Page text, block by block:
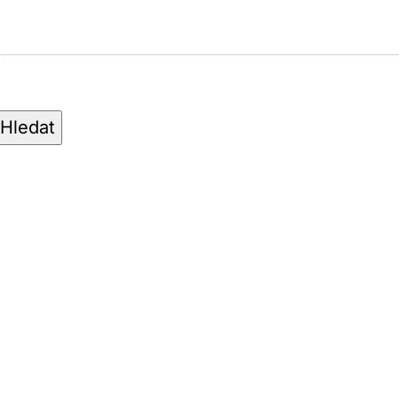
Hledat